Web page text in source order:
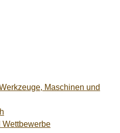
Maschinen und
Wettbewerbe